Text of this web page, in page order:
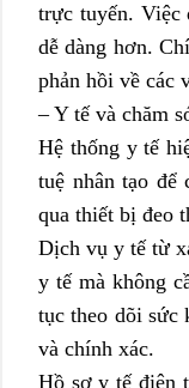
trực tuyến. Việc
dễ dàng hơn.
phản hồi về các
– Y tế và chăm
Hệ thống y tế
tuệ nhân tạo để
qua thiết bị đeo
Dịch vụ y tế từ
y tế mà không
tục theo dõi sức
và chính xác.
Hồ sơ y tế điện